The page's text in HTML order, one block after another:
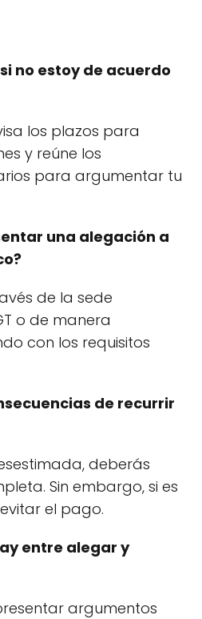
no estoy de acuerdo
los plazos para
y reúne los
para argumentar tu
una alegación a
de la sede
o de manera
con los requisitos
de recurrir
deberás
Sin embargo, si es
el pago.
entre alegar y
argumentos